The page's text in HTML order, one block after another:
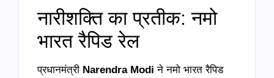
नारीशक्ति का प्रतीक: नमो
भारत रैपिड रेल
प्रधानमंत्री Narendra Modi ने नमो भारत रैपिड